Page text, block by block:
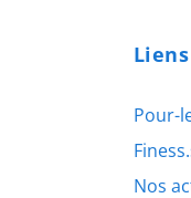
Pour-
Nos